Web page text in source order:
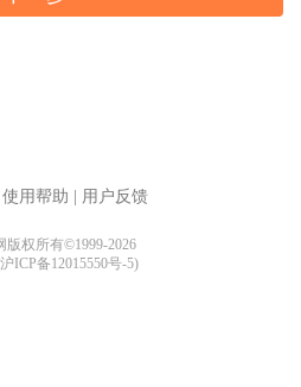
使用帮助 用户反馈
版权所有©1999-2026
ICP备12015550号-5)